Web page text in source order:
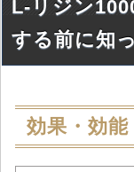
L-リジン
する前に知
効果・効能